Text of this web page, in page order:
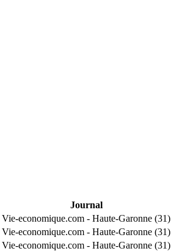
Journal
Vie-economique.com - Haute-Garonne (31)
Vie-economique.com - Haute-Garonne (31)
Vie-economique.com - Haute-Garonne (31)